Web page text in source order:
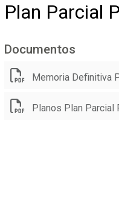
Plan Parcial
Documentos
Memoria Definitiva
Planos Plan Parcial